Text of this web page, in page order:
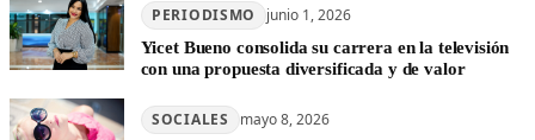
PERIODISMO junio 1, 2026
Yicet Bueno consolida su carrera en la televisión
con una propuesta diversificada y de valor
SOCIALES mayo 8, 2026